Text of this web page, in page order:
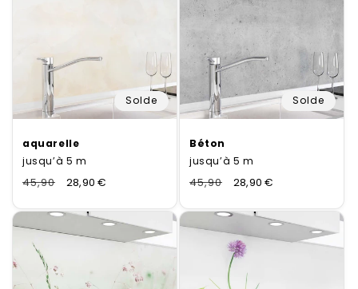
Solde
aquarelle
jusqu’à 5 m
Normaler
45,90 Verkaufspreis
28,90 €
Solde
Béton
jusqu’à 5 m
Normaler
45,90 Verkaufspreis
28,90 €